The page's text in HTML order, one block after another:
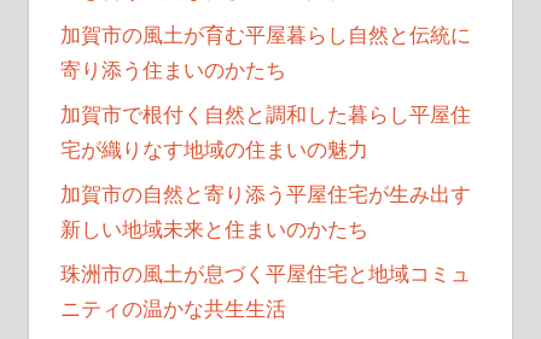
加賀市の風土が育む平屋暮らし自然と伝統に
寄り添う住まいのかたち
加賀市で根付く自然と調和した暮らし平屋住
宅が織りなす地域の住まいの魅力
加賀市の自然と寄り添う平屋住宅が生み出す
新しい地域未来と住まいのかたち
珠洲市の風土が息づく平屋住宅と地域コミュ
ニティの温かな共生生活